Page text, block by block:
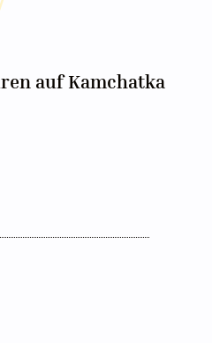
auf Kamchatka